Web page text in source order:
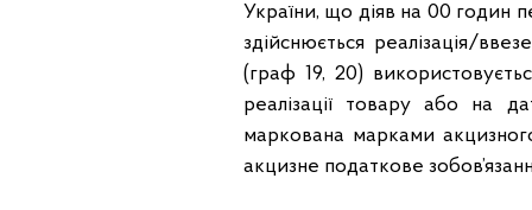
України, що діяв на 00 годин
здійснюється реалізація/
(граф 19, 20)
реалізації товару або на
маркована марками
акцизне податкове